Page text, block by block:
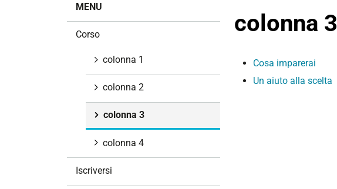
colonna 3
Cosa imparerai
Un aiuto alla scelta
MENU
Corso
colonna 1
colonna 2
colonna 3
colonna 4
Iscriversi